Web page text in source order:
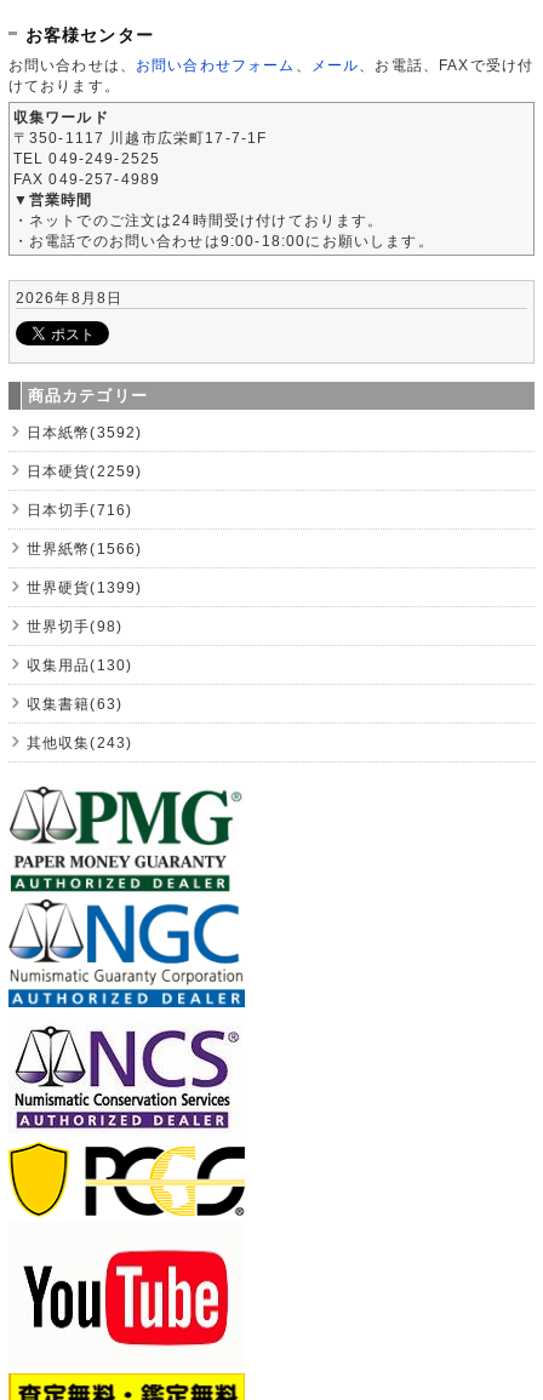
お客様センター
お問い合わせは、 お問い合わせフォーム メール 、お電話、FAXで受け付
けております。
収集ワールド
〒350-1117 川越市広栄町17-7-1F
TEL 049-249-2525
FAX 049-257-4989
▼営業時間
・ネットでのご注文は24時間受け付けております。
・お電話でのお問い合わせは9:00-18:00にお願いします。
2026年8月8日
商品カテゴリー
日本紙幣(3592)
日本硬貨(2259)
日本切手(716)
世界紙幣(1566)
世界硬貨(1399)
世界切手(98)
収集用品(130)
収集書籍(63)
其他収集(243)